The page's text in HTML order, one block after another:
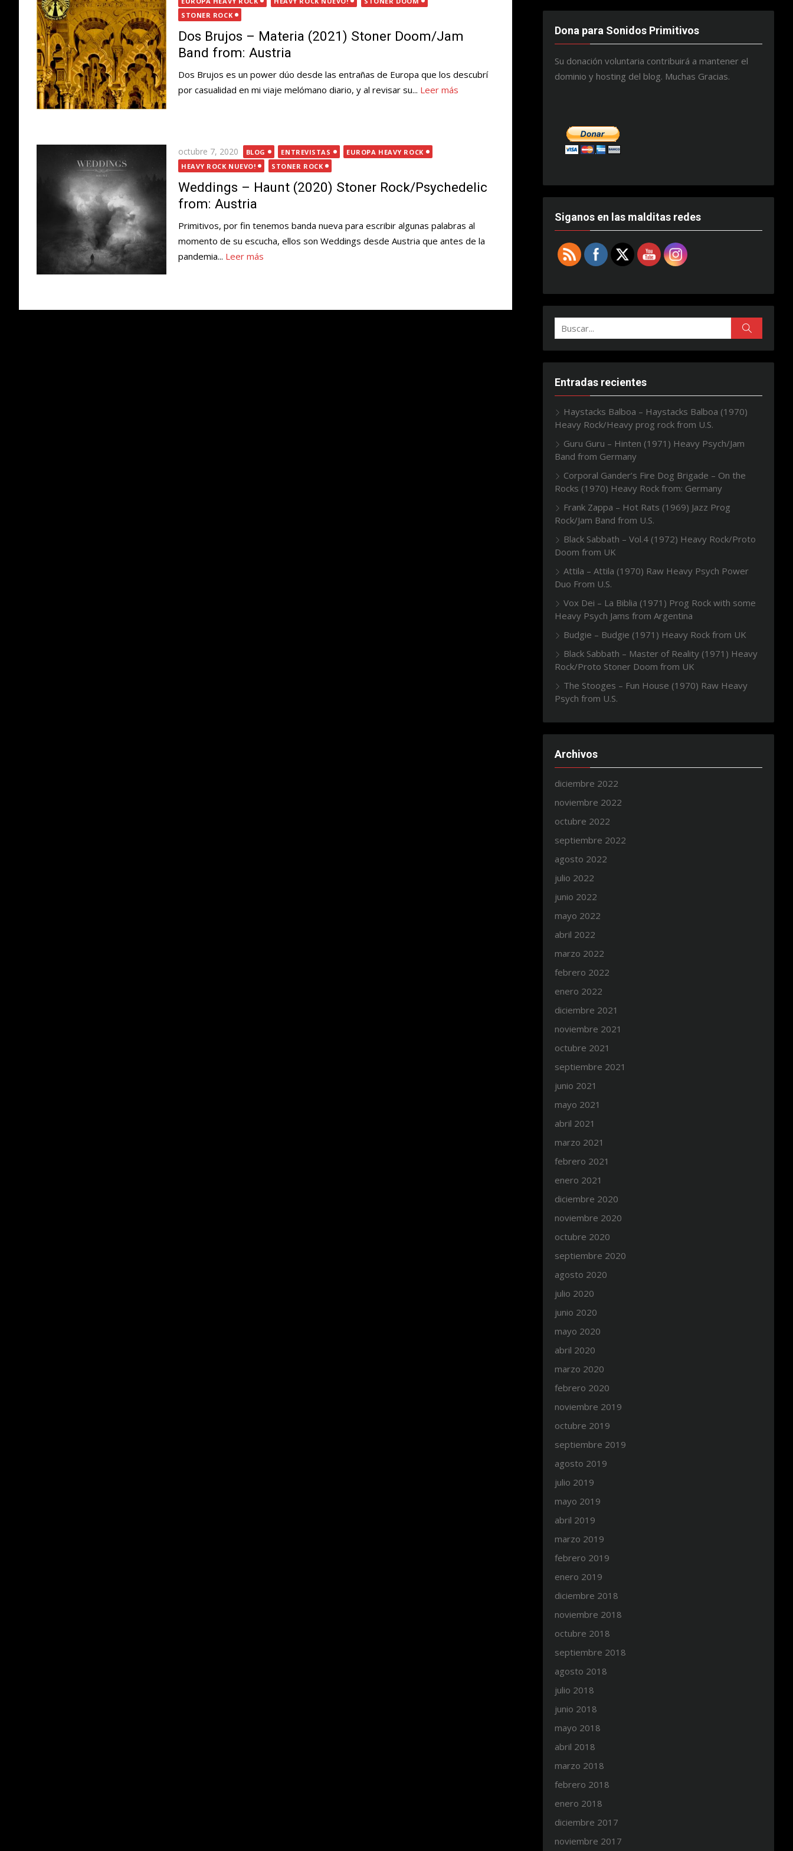
STONER ROCK
Dos Brujos – Materia (2021) Stoner Doom/Jam
Band from: Austria
Dos Brujos es un power dúo desde las entrañas de Europa que los descubrí
por casualidad en mi viaje melómano diario, y al revisar su... Leer más
Publicada
el
octubre 7, 2020 BLOG ENTREVISTAS
EUROPA HEAVY ROCK
HEAVY ROCK NUEVO!
STONER ROCK
Weddings – Haunt (2020) Stoner Rock/Psychedelic
from: Austria
Primitivos, por fin tenemos banda nueva para escribir algunas palabras al
momento de su escucha, ellos son Weddings desde Austria que antes de la
pandemia... Leer más
Dona para Sonidos Primitivos
Su donación voluntaria contribuirá a mantener el
dominio y hosting del blog. Muchas Gracias.
Siganos en las malditas redes
Buscar:
Entradas recientes
Haystacks Balboa – Haystacks Balboa (1970)
Heavy Rock/Heavy prog rock from U.S.
Guru Guru – Hinten (1971) Heavy Psych/Jam
Band from Germany
Corporal Gander’s Fire Dog Brigade – On the
Rocks (1970) Heavy Rock from: Germany
Frank Zappa – Hot Rats (1969) Jazz Prog
Rock/Jam Band from U.S.
Black Sabbath – Vol.4 (1972) Heavy Rock/Proto
Doom from UK
Attila – Attila (1970) Raw Heavy Psych Power
Duo From U.S.
Vox Dei – La Biblia (1971) Prog Rock with some
Heavy Psych Jams from Argentina
Budgie – Budgie (1971) Heavy Rock from UK
Black Sabbath – Master of Reality (1971) Heavy
Rock/Proto Stoner Doom from UK
The Stooges – Fun House (1970) Raw Heavy
Psych from U.S.
Archivos
diciembre 2022
noviembre 2022
octubre 2022
septiembre 2022
agosto 2022
julio 2022
junio 2022
mayo 2022
abril 2022
marzo 2022
febrero 2022
enero 2022
diciembre 2021
noviembre 2021
octubre 2021
septiembre 2021
junio 2021
mayo 2021
abril 2021
marzo 2021
febrero 2021
enero 2021
diciembre 2020
noviembre 2020
octubre 2020
septiembre 2020
agosto 2020
julio 2020
junio 2020
mayo 2020
abril 2020
marzo 2020
febrero 2020
noviembre 2019
octubre 2019
septiembre 2019
agosto 2019
julio 2019
mayo 2019
abril 2019
marzo 2019
febrero 2019
enero 2019
diciembre 2018
noviembre 2018
octubre 2018
septiembre 2018
agosto 2018
julio 2018
junio 2018
mayo 2018
abril 2018
marzo 2018
febrero 2018
enero 2018
diciembre 2017
noviembre 2017